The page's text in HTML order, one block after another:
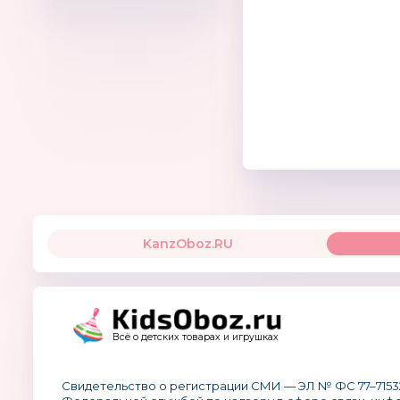
KanzOboz.RU
Всё о детских товарах и игрушках
Свидетельство о регистрации СМИ — ЭЛ № ФС